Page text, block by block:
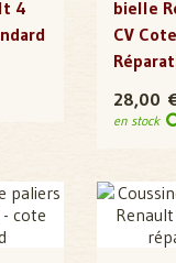
4
bielle
CV Cote
28,00
en stock